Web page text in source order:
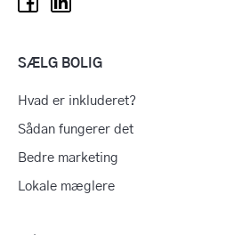
SÆLG BOLIG
Hvad er inkluderet?
Sådan fungerer det
Bedre marketing
Lokale mæglere